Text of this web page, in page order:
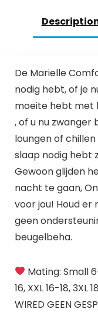
De Marielle
nodig hebt, of je
moeite hebt met
, of u nu
loungen of
slaap nodig hebt
Gewoon glijden
nacht te gaan,
voor jou! Houd er
geen
beugelbeha.
Mating: Small
16, XXL 16-18,
WIRED GEEN